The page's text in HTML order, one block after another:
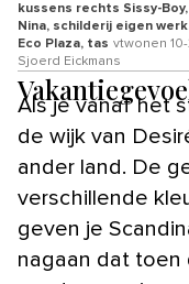
kussens rechts Sissy-
Nina, schilderij eigen
Eco Plaza, tas vtwonen
Sjoerd Eickmans
Als je vanaf het strand tussen de duinen door
de wijk van
ander land. De
verschillende
geven je
nagaan dat toen